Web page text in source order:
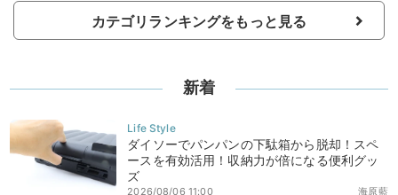
カテゴリランキングをもっと見る
新着
ダイソーでパンパンの下駄箱から脱却！スペ
ースを有効活用！収納力が倍になる便利グッ
ズ
海原藍
2026/08/06 11:00